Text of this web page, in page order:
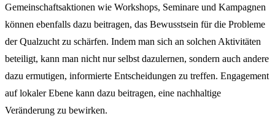
Gemeinschaftsaktionen wie Workshops, Seminare und Kampagnen
können ebenfalls dazu beitragen, das Bewusstsein für die Probleme
der Qualzucht zu schärfen. Indem man sich an solchen Aktivitäten
beteiligt, kann man nicht nur selbst dazulernen, sondern auch andere
dazu ermutigen, informierte Entscheidungen zu treffen. Engagement
auf lokaler Ebene kann dazu beitragen, eine nachhaltige
Veränderung zu bewirken.